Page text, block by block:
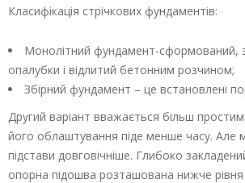
Класифікація стрічкових фундаментів:
Монолітний фундамент-сформований,
опалубки і відлитий бетонним розчином;
Збірний фундамент – це встановлені
Другий варіант вважається більш
його облаштування піде менше часу. Але
підстави довговічніше. Глибоко
опорна підошва розташована нижче рівня